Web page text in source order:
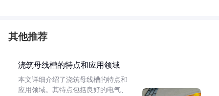
其他推荐
浇筑母线槽的特点和应用领域
本文详细介绍了浇筑母线槽的特点和
应用领域。其特点包括良好的电气、